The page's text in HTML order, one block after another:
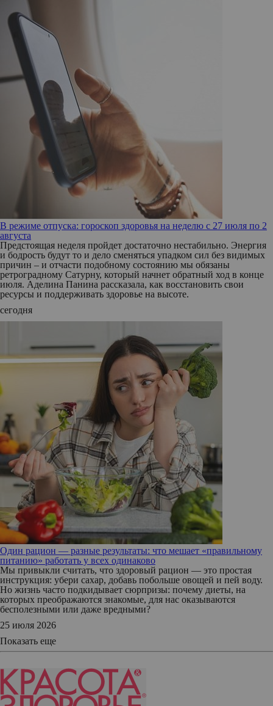
В режиме отпуска: гороскоп здоровья на неделю с 27 июля по 2
августа
Предстоящая неделя пройдет достаточно нестабильно. Энергия
и бодрость будут то и дело сменяться упадком сил без видимых
причин – и отчасти подобному состоянию мы обязаны
ретроградному Сатурну, который начнет обратный ход в конце
июля. Аделина Панина рассказала, как восстановить свои
ресурсы и поддерживать здоровье на высоте.
сегодня
Один рацион — разные результаты: что мешает «правильному
питанию» работать у всех одинаково
Мы привыкли считать, что здоровый рацион — это простая
инструкция: убери сахар, добавь побольше овощей и пей воду.
Но жизнь часто подкидывает сюрпризы: почему диеты, на
которых преображаются знакомые, для нас оказываются
бесполезными или даже вредными?
25 июля 2026
Показать еще